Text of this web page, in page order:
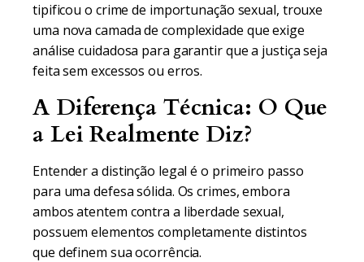
tipificou o crime de importunação sexual, trouxe
uma nova camada de complexidade que exige
análise cuidadosa para garantir que a justiça seja
feita sem excessos ou erros.
A Diferença Técnica: O Que
a Lei Realmente Diz?
Entender a distinção legal é o primeiro passo
para uma defesa sólida. Os crimes, embora
ambos atentem contra a liberdade sexual,
possuem elementos completamente distintos
que definem sua ocorrência.